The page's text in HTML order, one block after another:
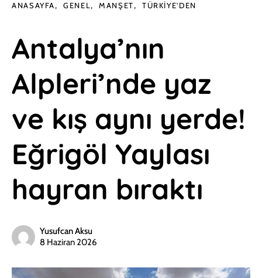
ANASAYFA GENEL MANŞET TÜRKIYE'DEN
Antalya’nın
Alpleri’nde yaz
ve kış aynı yerde!
Eğrigöl Yaylası
hayran bıraktı
Yusufcan Aksu
8 Haziran 2026